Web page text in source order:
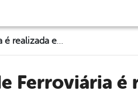
Ferroviária